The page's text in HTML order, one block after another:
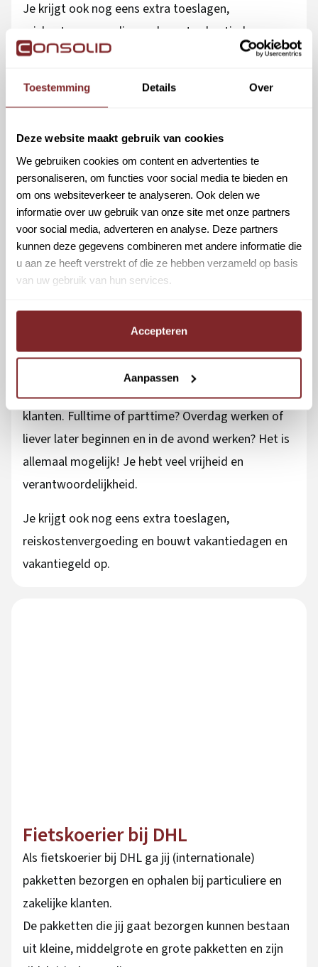
Toestemming Details Over
Deze website maakt gebruik van cookies
We gebruiken cookies om content en advertenties te
personaliseren, om functies voor social media te bieden en
om ons websiteverkeer te analyseren. Ook delen we
informatie over uw gebruik van onze site met onze partners
voor social media, adverteren en analyse. Deze partners
kunnen deze gegevens combineren met andere informatie die
u aan ze heeft verstrekt of die ze hebben verzameld op basis
van uw gebruik van hun services.
Accepteren
Aanpassen
Je krijgt ook nog eens extra toeslagen,
reiskostenvergoeding en bouwt vakantiedagen en
vakantiegeld op.
Koerier bij DHL
Je kunt aan de slag voor DHL als koerier. Als koerier
bij DHL Express ga jij (internationale) pakketten
bezorgen en ophalen bij particuliere en zakelijke
klanten. Fulltime of parttime? Overdag werken of
liever later beginnen en in de avond werken? Het is
allemaal mogelijk! Je hebt veel vrijheid en
verantwoordelijkheid.
Je krijgt ook nog eens extra toeslagen,
reiskostenvergoeding en bouwt vakantiedagen en
vakantiegeld op.
Fietskoerier bij DHL
Als fietskoerier bij DHL ga jij (internationale)
pakketten bezorgen en ophalen bij particuliere en
zakelijke klanten.
De pakketten die jij gaat bezorgen kunnen bestaan
uit kleine, middelgrote en grote pakketten en zijn